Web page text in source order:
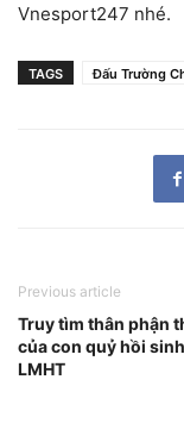
Vnesport247 nhé.
TAGS Đấu Trường
Previous article
Truy tìm thân phận
của con quỷ hồi
LMHT